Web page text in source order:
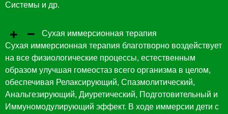
Системы и др.
Сухая иммерсионная терапия
Сухая иммерсионная терапия благотворно воздействует
на все физиологические процессы, естественным
образом улучшая гомеостаз всего организма в целом,
обеспечивая Релаксирующий, Спазмолитический,
Анальгезирующий, Диуретический, Подготовительный и
Иммуномодулирующий эффект. В ходе иммерсии дети с